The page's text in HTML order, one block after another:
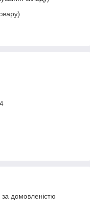
домовленістю